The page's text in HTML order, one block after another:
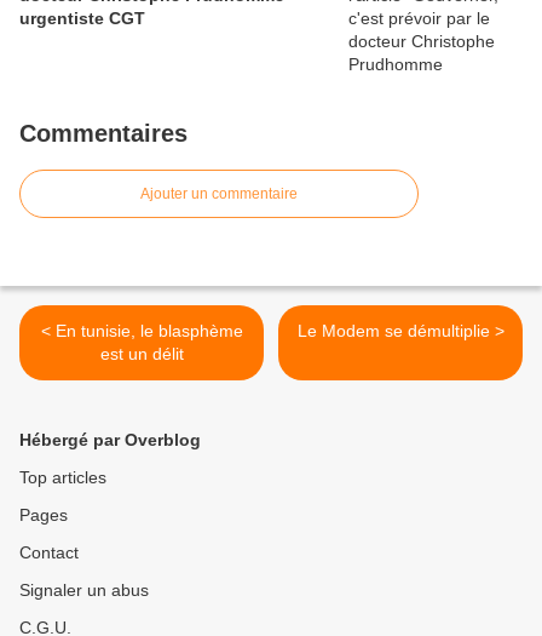
urgentiste CGT
Commentaires
Ajouter un commentaire
< En tunisie, le blasphème
est un délit
Le Modem se démultiplie >
Hébergé par Overblog
Top articles
Pages
Contact
Signaler un abus
C.G.U.